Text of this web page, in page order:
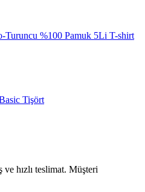
%100 Pamuk 5Li T-shirt
Tişört
hızlı teslimat. Müşteri